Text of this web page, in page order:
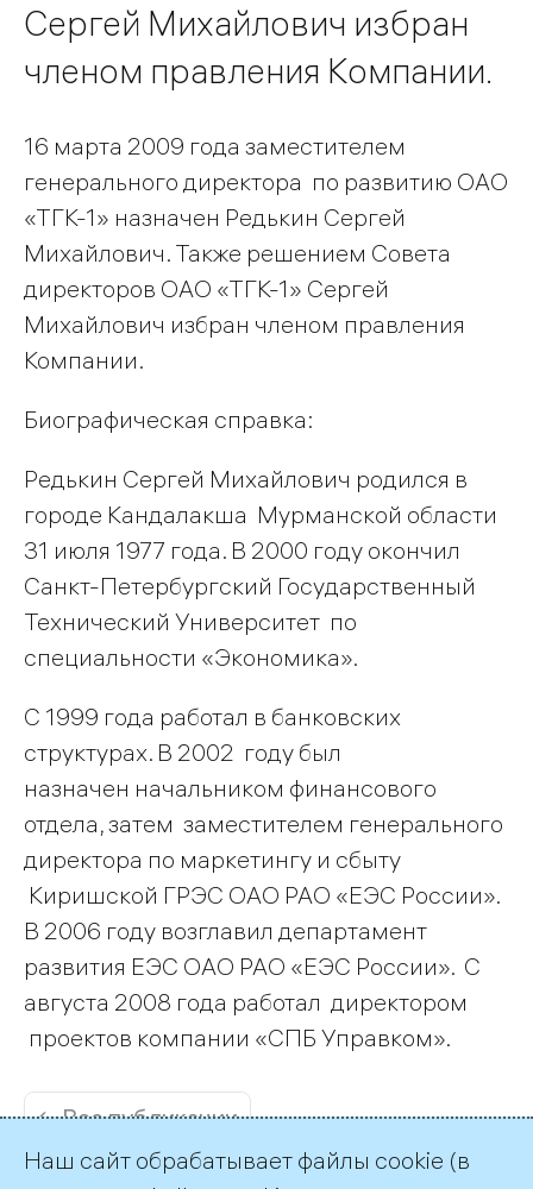
Сергей Михайлович избран
членом правления Компании.
16 марта 2009 года заместителем
генерального директора по развитию ОАО
«ТГК-1» назначен Редькин Сергей
Михайлович. Также решением Совета
директоров ОАО «ТГК-1» Сергей
Михайлович избран членом правления
Компании.
Биографическая справка:
Редькин Сергей Михайлович родился в
городе Кандалакша Мурманской области
31 июля 1977 года. В 2000 году окончил
Санкт-Петербургский Государственный
Технический Университет по
специальности «Экономика».
С 1999 года работал в банковских
структурах. В 2002 году был
назначен начальником финансового
отдела, затем заместителем генерального
директора по маркетингу и сбыту
Киришской ГРЭС ОАО РАО «ЕЭС России».
В 2006 году возглавил департамент
развития ЕЭС ОАО РАО «ЕЭС России». С
августа 2008 года работал директором
проектов компании «СПБ Управком».
← Все публикации
Наш сайт обрабатывает файлы cookie (в